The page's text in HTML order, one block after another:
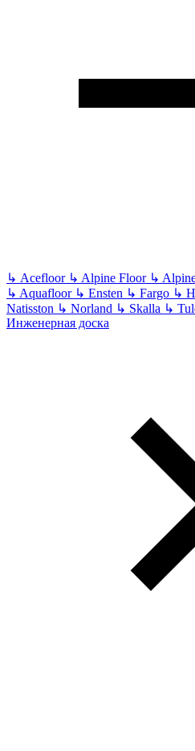
↳ Acefloor ↳ Alpine Floor ↳
↳ Aquafloor ↳ Ensten ↳ Fargo ↳
Natisston ↳ Norland ↳ Skalla ↳
Инженерная доска